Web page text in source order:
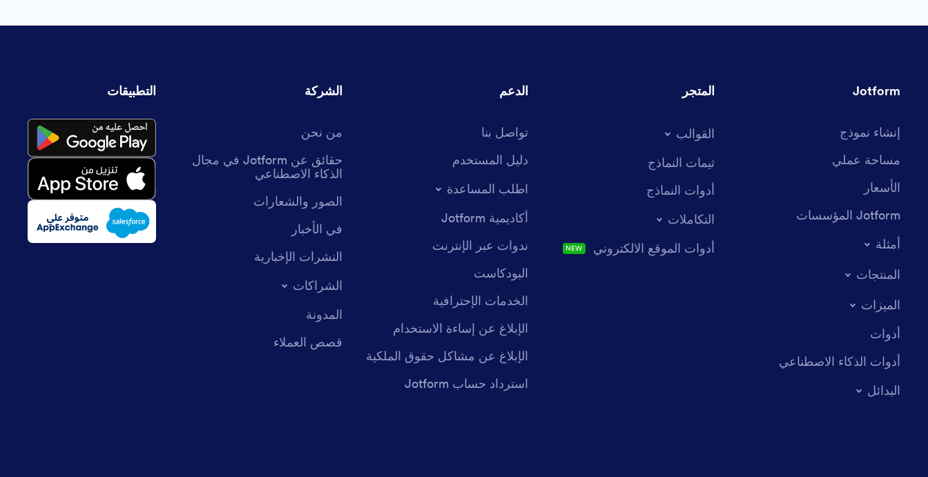
Jotform
إنشاء نموذج
مساحة عملي
الأسعار
Jotform المؤسسات
أمثلة
المنتجات
الميزات
أدوات
أدوات الذكاء الاصطناعي
البدائل
المتجر
القوالب
ثيمات النماذج
أدوات النماذج
التكاملات
أدوات الموقع الالكتروني
NEW
الدعم
تواصل بنا
دليل المستخدم
اطلب المساعدة
أكاديمية Jotform
ندوات عبر الإنترنت
البودكاست
الخدمات الإحترافية
الإبلاغ عن إساءة الاستخدام
الإبلاغ عن مشاكل حقوق الملكية
استرداد حساب Jotform
الشركة
من نحن
حقائق عن Jotform في مجال
الذكاء الاصطناعي
الصور والشعارات
في الأخبار
النشرات الإخبارية
الشراكات
المدونة
قصص العملاء
التطبيقات